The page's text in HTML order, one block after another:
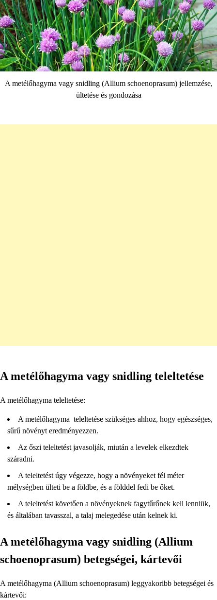
A metélőhagyma vagy snidling (Allium schoenoprasum) jellemzése,
ültetése és gondozása
A metélőhagyma vagy snidling teleltetése
A metélőhagyma teleltetése:
A metélőhagyma teleltetése szükséges ahhoz, hogy egészséges,
sűrű növényt eredményezzen.
Az őszi teleltetést javasolják, miután a levelek elkezdtek
száradni.
A teleltetést úgy végezze, hogy a növényeket fél méter
mélységben ülteti be a földbe, és a földdel fedi be őket.
A teleltetést követően a növényeknek fagytűrőnek kell lenniük,
és általában tavasszal, a talaj melegedése után kelnek ki.
A metélőhagyma vagy snidling (Allium
schoenoprasum) betegségei, kártevői
A metélőhagyma (Allium schoenoprasum) leggyakoribb betegségei és
kártevői: